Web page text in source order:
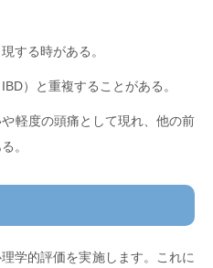
する時がある。
）と重複することがある。
軽度の頭痛として現れ、他の前
。
学的評価を実施します。これに